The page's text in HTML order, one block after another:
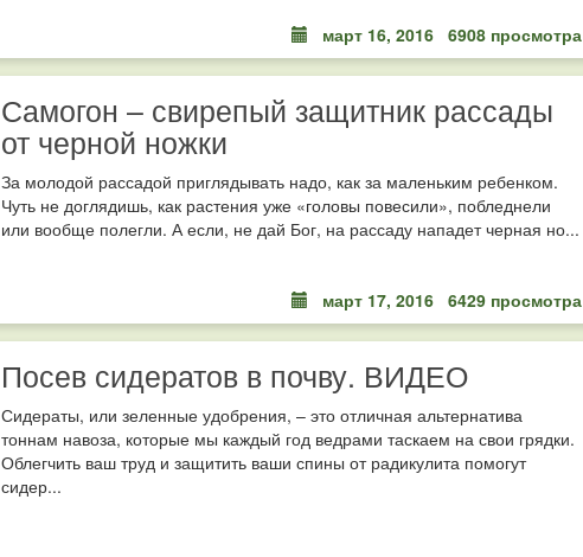
март 16, 2016 6908 просмотра
Самогон – свирепый защитник рассады
от черной ножки
За молодой рассадой приглядывать надо, как за маленьким ребенком.
Чуть не доглядишь, как растения уже «головы повесили», побледнели
или вообще полегли. А если, не дай Бог, на рассаду нападет черная но...
март 17, 2016 6429 просмотра
Посев сидератов в почву. ВИДЕО
Сидераты, или зеленные удобрения, – это отличная альтернатива
тоннам навоза, которые мы каждый год ведрами таскаем на свои грядки.
Облегчить ваш труд и защитить ваши спины от радикулита помогут
сидер...